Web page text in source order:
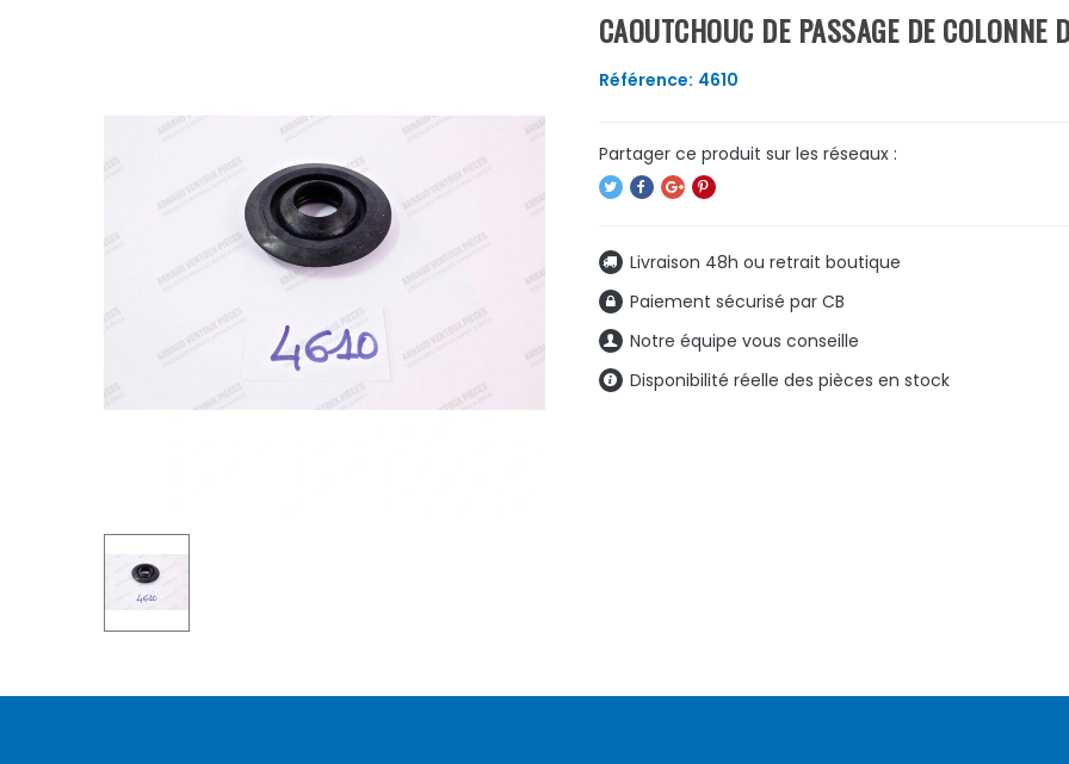
CAOUTCHOUC DE PASSAGE DE
Référence: 4610
Livraison 48h ou retrait boutique
Paiement sécurisé par CB
Notre équipe vous conseille
Disponibilité réelle des pièces en stock